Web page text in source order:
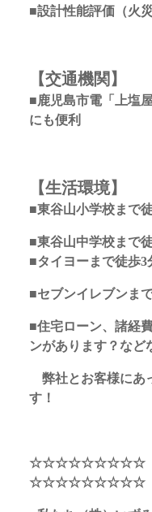
■設計性能評価（火
【交通機関】
■鹿児島市電「上塩
にも便利
【生活環境】
■東谷山小学校まで
■東谷山中学校まで
■タイヨーまで徒歩3
■セブンイレブンま
■住宅ローン、諸経
ンがあります？など
弊社とお客様にあ
す！
☆☆☆☆☆☆☆☆☆ い
☆☆☆☆☆☆☆☆☆